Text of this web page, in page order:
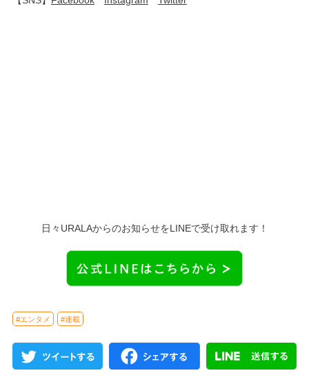
日々URALAからのお知らせをLINEで受け取れます！
#エンタメ #連載